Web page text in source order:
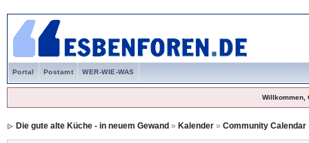
Portal Postamt WER-WIE-WAS
Willkommen,
Die gute alte Küche - in neuem Gewand » Kalender» Community Calendar